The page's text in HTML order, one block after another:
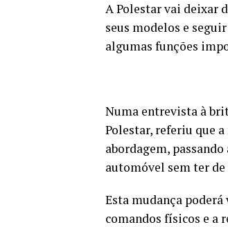
A Polestar vai deixar
seus modelos e
algumas funções
Numa entrevista à
Polestar, referiu que
abordagem,
automóvel sem ter
Esta mudança
comandos físicos e a